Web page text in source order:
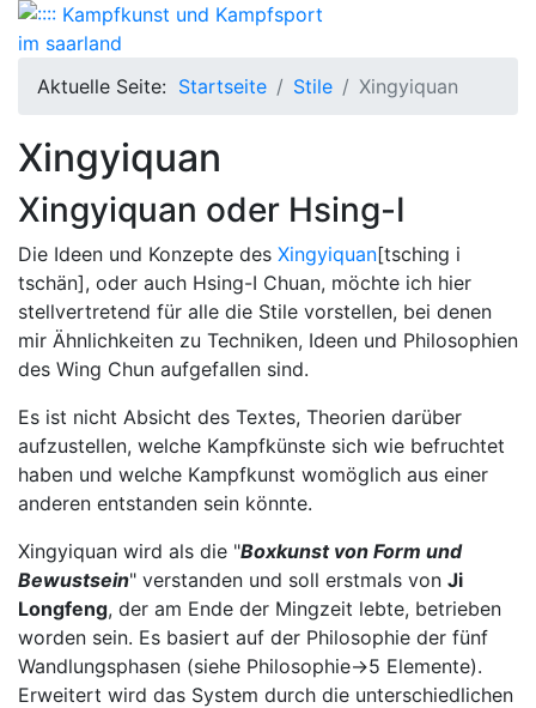
Aktuelle Seite: Startseite Stile Xingyiquan
Xingyiquan
Xingyiquan oder Hsing-I
Die Ideen und Konzepte des Xingyiquan[tsching i
tschän], oder auch Hsing-I Chuan, möchte ich hier
stellvertretend für alle die Stile vorstellen, bei denen
mir Ähnlichkeiten zu Techniken, Ideen und Philosophien
des Wing Chun aufgefallen sind.
Es ist nicht Absicht des Textes, Theorien darüber
aufzustellen, welche Kampfkünste sich wie befruchtet
haben und welche Kampfkunst womöglich aus einer
anderen entstanden sein könnte.
Xingyiquan wird als die "Boxkunst von Form und
Bewustsein" verstanden und soll erstmals von Ji
Longfeng, der am Ende der Mingzeit lebte, betrieben
worden sein. Es basiert auf der Philosophie der fünf
Wandlungsphasen (siehe Philosophie->5 Elemente).
Erweitert wird das System durch die unterschiedlichen